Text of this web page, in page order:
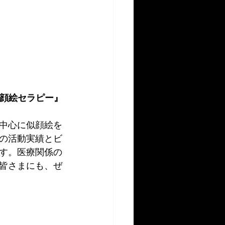
絵セラピー』
心に似顔絵を
活動実績とビ
。医療関係の
さまにも、ぜ